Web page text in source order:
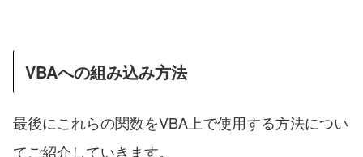
VBAへの組み込み方法
最後にこれらの関数をVBA上で使用する方法につい
てご紹介していきます。